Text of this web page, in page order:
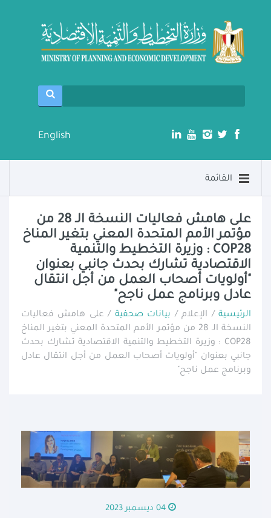
English
القائمة
على هامش فعاليات النسخة الـ 28 من
مؤتمر الأمم المتحدة المعني بتغير المناخ
COP28 : وزيرة التخطيط والتنمية
الاقتصادية تشارك بحدث جانبي بعنوان
"أولويات أصحاب العمل من أجل انتقال
عادل وبرنامج عمل ناجح"
الرئيسية/ الإعلام / بيانات صحفية / على هامش فعاليات
النسخة الـ 28 من مؤتمر الأمم المتحدة المعني بتغير المناخ
COP28 : وزيرة التخطيط والتنمية الاقتصادية تشارك بحدث
جانبي بعنوان "أولويات أصحاب العمل من أجل انتقال عادل
وبرنامج عمل ناجح"
04 ديسمبر 2023